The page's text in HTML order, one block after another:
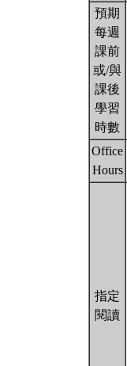
預期
每週
課前
或/與
課後
學習
時數
Office
Hours
指定
閱讀